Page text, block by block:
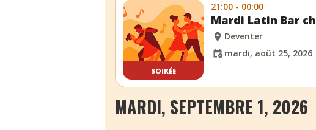
SOIRÉE
21:00 - 00:00
Mardi Latin Bar
Deventer
mardi, août 25, 2026
MARDI, SEPTEMBRE 1, 2026